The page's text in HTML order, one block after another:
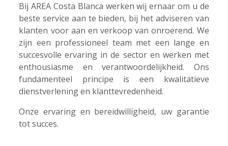
Bij AREA Costa Blanca werken wij ernaar om u de
beste service aan te bieden, bij het adviseren van
klanten voor aan en verkoop van onroerend. We
zijn een professioneel team met een lange en
succesvolle ervaring in de sector en werken met
enthousiasme en verantwoordelijkheid. Ons
fundamenteel principe is een kwalitatieve
dienstverlening en klanttevredenheid.
Onze ervaring en bereidwilligheid, uw garantie
tot succes.